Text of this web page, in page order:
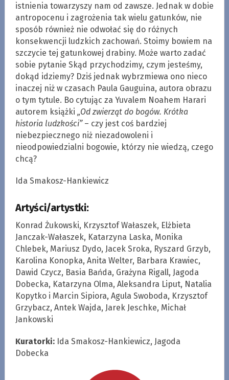
istnienia towarzyszy nam od zawsze. Jednak w dobie
antropocenu i zagrożenia tak wielu gatunków, nie
sposób również nie odwołać się do różnych
konsekwencji ludzkich zachowań. Stoimy bowiem na
szczycie tej gatunkowej drabiny. Może warto zadać
sobie pytanie Skąd przychodzimy, czym jesteśmy,
dokąd idziemy? Dziś jednak wybrzmiewa ono nieco
inaczej niż w czasach Paula Gauguina, autora obrazu
o tym tytule. Bo cytując za Yuvalem Noahem Harari
autorem książki „Od zwierząt do bogów. Krótka
historia ludzkości”– czy jest coś bardziej
niebezpiecznego niż niezadowoleni i
nieodpowiedzialni bogowie, którzy nie wiedzą, czego
chcą?
Ida Smakosz-Hankiewicz
Artyści/artystki:
Konrad Żukowski, Krzysztof Wałaszek, Elżbieta
Janczak-Wałaszek, Katarzyna Laska, Monika
Chlebek, Mariusz Dydo, Jacek Sroka, Ryszard Grzyb,
Karolina Konopka, Anita Welter, Barbara Krawiec,
Dawid Czycz, Basia Bańda, Grażyna Rigall, Jagoda
Dobecka, Katarzyna Olma, Aleksandra Liput, Natalia
Kopytko i Marcin Sipiora, Agula Swoboda, Krzysztof
Grzybacz, Antek Wajda, Jarek Jeschke, Michał
Jankowski
Kuratorki:Ida Smakosz-Hankiewicz, Jagoda
Dobecka